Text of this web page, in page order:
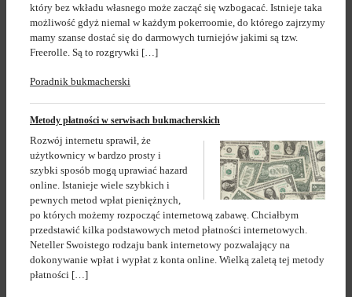
który bez wkładu własnego może zacząć się wzbogacać. Istnieje taka
możliwość gdyż niemal w każdym pokerroomie, do którego zajrzymy
mamy szanse dostać się do darmowych turniejów jakimi są tzw.
Freerolle. Są to rozgrywki […]
Poradnik bukmacherski
Metody płatności w serwisach bukmacherskich
Rozwój internetu sprawił, że
użytkownicy w bardzo prosty i
szybki sposób mogą uprawiać hazard
online. Istanieje wiele szybkich i
pewnych metod wpłat pieniężnych,
po których możemy rozpocząć internetową zabawę. Chciałbym
przedstawić kilka podstawowych metod płatności internetowych.
Neteller Swoistego rodzaju bank internetowy pozwalający na
dokonywanie wpłat i wypłat z konta online. Wielką zaletą tej metody
płatności […]